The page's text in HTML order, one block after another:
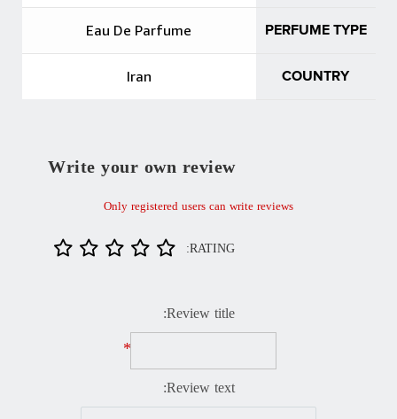
PERFUME TYPE
Eau De Parfume
COUNTRY
Iran
Write your own review
Only registered users can write reviews
RATING:
Review title:
*
Review text: